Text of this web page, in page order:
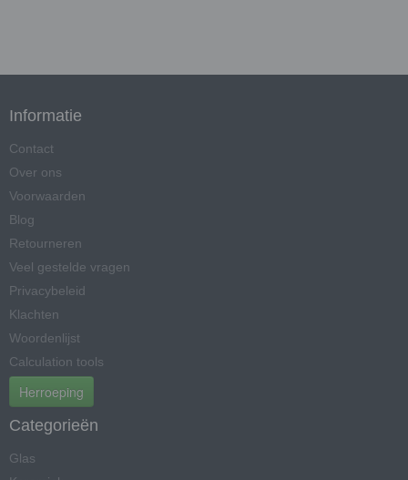
Informatie
Contact
Over ons
Voorwaarden
Blog
Retourneren
Veel gestelde vragen
Privacybeleid
Klachten
Woordenlijst
Calculation tools
Herroeping
Categorieën
Glas